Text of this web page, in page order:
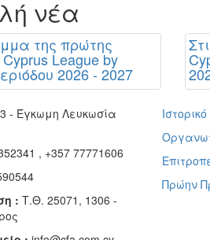
νέα
της πρώτης
League by
2026 - 2027
- Έγκωμη Λευκωσία
, +357 77771606
: Τ.Θ. 25071, 1306 -
Ιστορικό
Πρώην